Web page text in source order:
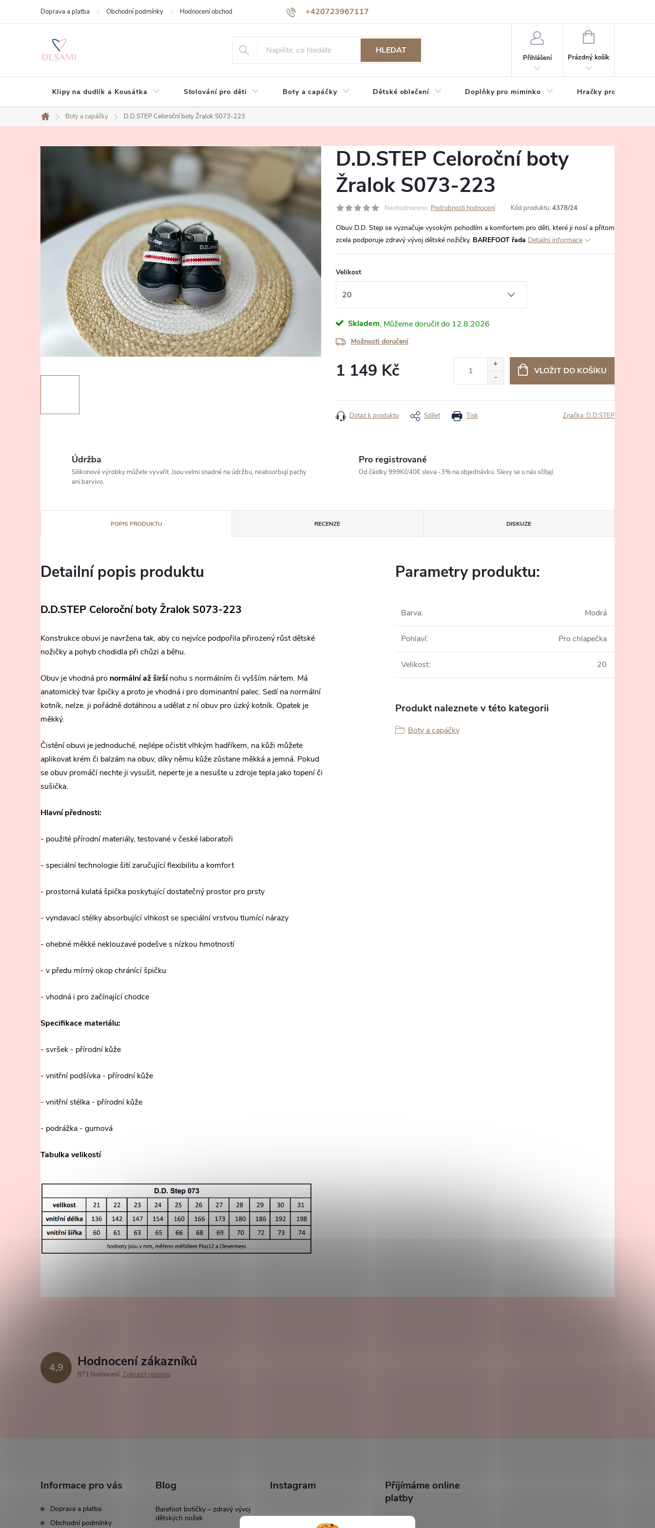
+420723967117
Doprava a platba Obchodní podmínky Hodnocení obchodu Jak nakupovat Reklamace a vrácení zboží
HLEDAT
Přihlášení
NÁKUPNÍ
Prázdný košík
Klipy na dudlík a Kousátka Stolování pro děti Boty a capáčky Dětské oblečení Doplňky pro miminko Hračky pro děti
Domů
Boty a capáčky D.D.STEP Celoroční boty Žralok S073-223
D.D.STEP Celoroční boty
Žralok S073-223
Neohodnoceno Podrobnosti hodnocení Kód produktu: 4378/24
Obuv D.D. Step se vyznačuje vysokým pohodlím a komfortem pro děti, které ji nosí a přitom
zcela podporuje zdravý vývoj dětské nožičky. BAREFOOT řada Detailní informace
Velikost
Skladem 12.8.2026
Možnosti doručení
1 149 Kč VLOŽIT DO KOŠÍKU
Tisk
Dotaz k produktu Sdílet Značka: D.D.STEP
Údržba
Silikonové výrobky můžete vyvařit. Jsou velmi snadné na údržbu, neabsorbují pachy
ani barvivo.
Pro registrované
Od částky 999Kč/40€ sleva -3% na objednávku. Slevy se u nás sčítají.
POPIS PRODUKTU RECENZE DISKUZE
Detailní popis produktu
D.D.STEP Celoroční boty Žralok S073-223
Konstrukce obuvi je navržena tak, aby co nejvíce podpořila přirozený růst dětské
nožičky a pohyb chodidla při chůzi a běhu.
Obuv je vhodná pro normální až širšínohu s normálním či vyšším nártem. Má
anatomický tvar špičky a proto je vhodná i pro dominantní palec. Sedí na normální
kotník, nelze. ji pořádně dotáhnou a udělat z ní obuv pro úzký kotník. Opatek je
měkký.
Čistění obuvi je jednoduché, nejlépe očistit vlhkým hadříkem, na kůži můžete
aplikovat krém či balzám na obuv, díky němu kůže zůstane měkká a jemná. Pokud
se obuv promáčí nechte ji vysušit, neperte je a nesušte u zdroje tepla jako topení či
sušička.
Hlavní přednosti:
- použité přírodní materiály, testované v české laboratoři
- speciální technologie šití zaručující flexibilitu a komfort
- prostorná kulatá špička poskytující dostatečný prostor pro prsty
- vyndavací stélky absorbující vlhkost se speciální vrstvou tlumící nárazy
- ohebné měkké neklouzavé podešve s nízkou hmotností
- v předu mírný okop chránící špičku
- vhodná i pro začínající chodce
Specifikace materiálu:
- svršek - přírodní kůže
- vnitřní podšívka - přírodní kůže
- vnitřní stélka - přírodní kůže
- podrážka - gumová
Tabulka velikostí
Parametry produktu:
Barva: Modrá
Pohlaví: Pro chlapečka
Velikost: 20
Produkt naleznete v této kategorii
Boty a capáčky
4,9 Hodnocení zákazníků
871 hodnocení Zobrazit recenze
Informace pro vás
Doprava a platba
Obchodní podmínky
Blog
Barefoot botičky – zdravý vývoj
dětských nožek
Instagram
Přijímáme online
platby